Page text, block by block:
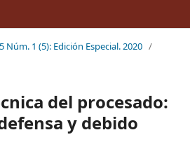
Núm. 1 (5): Edición Especial. 2020 /
del procesado:
y debido